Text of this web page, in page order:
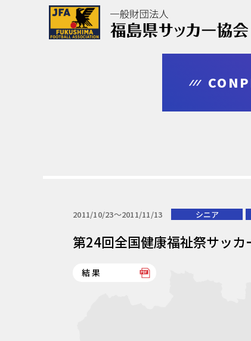
協会について
審判・指導者
2011/10/23〜2011/11/13 シニア
第24回全国健康福祉祭サッカ
結果